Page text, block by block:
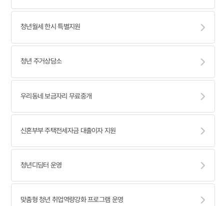
청년월세 한시 특별지원
청년 주거상담소
우리동네 보금자리 무료중개
신혼부부 주택전세자금 대출이자 지원
청년디딤터 운영
맞춤형 청년 취업역량강화 프로그램 운영